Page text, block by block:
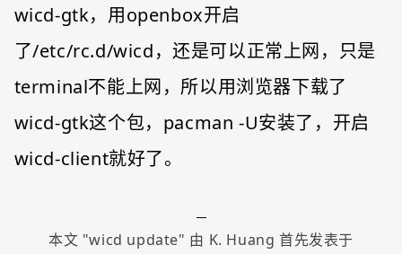
wicd-gtk，用openbox开启
了/etc/rc.d/wicd，还是可以正常上网，只是
terminal不能上网，所以用浏览器下载了
wicd-gtk这个包，pacman -U安装了，开启
wicd-client就好了。
本文 "wicd update" 由 K. Huang 首先发表于